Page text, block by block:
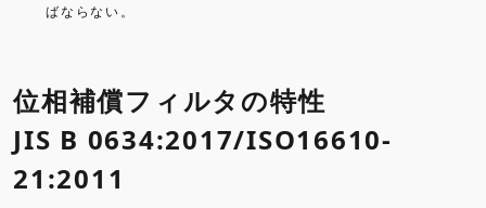
ばならない。
位相補償フィルタの特性
JIS B 0634:2017/ISO16610-
21:2011